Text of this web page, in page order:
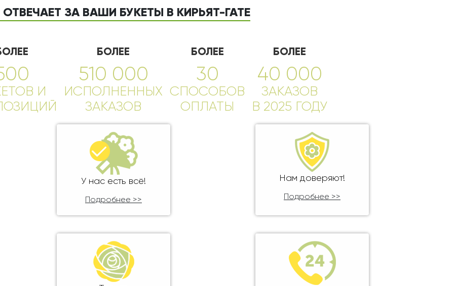
День рождения
Свидание
Спасибо!
Юбилей
Мужчине
Подруге
Сестре
Брату
Врачу
Коллеге
Бабушке
Дедушке
ОТВЕЧАЕТ ЗА ВАШИ БУКЕТЫ В КИРЬЯТ-ГАТЕ
И
БОЛЕЕ
510 000
ИСПОЛНЕННЫХ
ЗАКАЗОВ
БОЛЕЕ
30
СПОСОБОВ
ОПЛАТЫ
БОЛЕЕ
40 000
ЗАКАЗОВ
В 2025 ГОДУ
У нас есть всё!
Подробнее >>
Нам доверяют!
Подробнее >>